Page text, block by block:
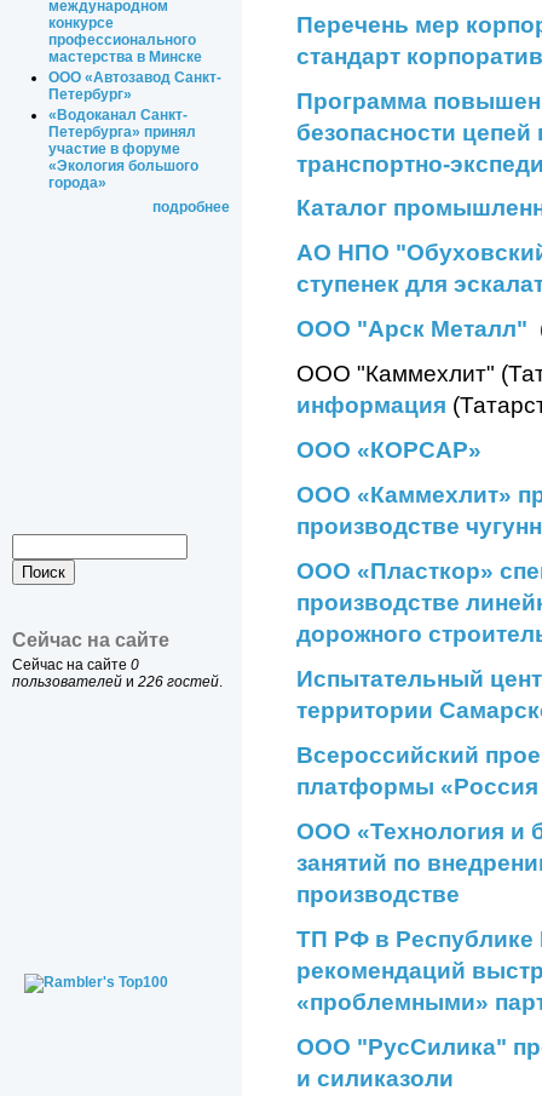
международном
конкурсе
профессионального
мастерства в Минске
ООО «Автозавод Санкт-
Петербург»
«Водоканал Санкт-
Петербурга» принял
участие в форуме
«Экология большого
города»
подробнее
Сейчас на сайте
Сейчас на сайте 0
пользователей и 226 гостей.
Перечень мер
стандарт
Программа
безопасности
транспортно-
Каталог
АО НПО
ступенек для
ООО "Арск Металл"
ООО "Каммехлит"
информация
ООО «КОРСАР»
ООО «Каммехлит»
производстве
ООО «Пласткор»
производстве
дорожного
Испытательный
территории
Всероссийский
платформы «Россия
ООО «Технология и
занятий по
производстве
ТП РФ в Республике
рекомендаций
«проблемными»
ООО "РусСилика"
и силиказоли